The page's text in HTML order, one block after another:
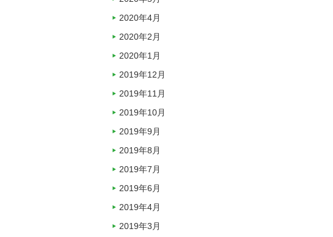
2020年4月
2020年2月
2020年1月
2019年12月
2019年11月
2019年10月
2019年9月
2019年8月
2019年7月
2019年6月
2019年4月
2019年3月